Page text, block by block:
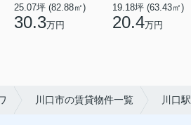
25.07坪 (82.88㎡)
30.3万円
19.18坪 (63.43㎡)
20.4万円
川口市の賃貸物件一覧 川口駅